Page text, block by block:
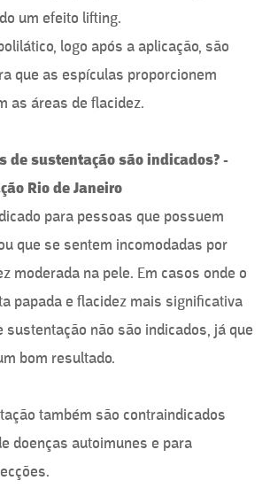
um efeito lifting.
logo após a aplicação, são
que as espículas proporcionem
as áreas de flacidez.
de sustentação são indicados? -
Rio de Janeiro
para pessoas que possuem
que se sentem incomodadas por
moderada na pele. Em casos onde o
papada e flacidez mais significativa
sustentação não são indicados, já que
bom resultado.
também são contraindicados
doenças autoimunes e para